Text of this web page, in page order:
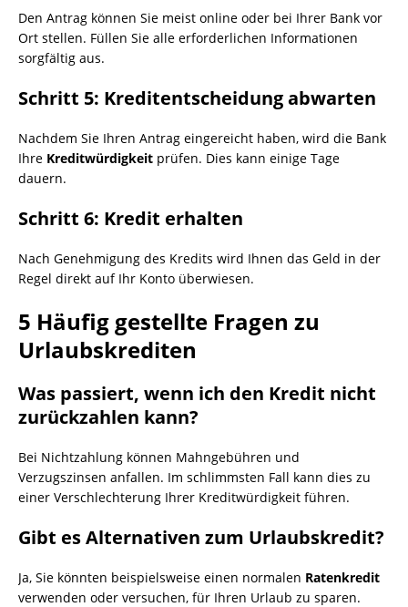
Den Antrag können Sie meist online oder bei Ihrer Bank vor
Ort stellen. Füllen Sie alle erforderlichen Informationen
sorgfältig aus.
Schritt 5: Kreditentscheidung abwarten
Nachdem Sie Ihren Antrag eingereicht haben, wird die Bank
Ihre Kreditwürdigkeit prüfen. Dies kann einige Tage
dauern.
Schritt 6: Kredit erhalten
Nach Genehmigung des Kredits wird Ihnen das Geld in der
Regel direkt auf Ihr Konto überwiesen.
5 Häufig gestellte Fragen zu
Urlaubskrediten
Was passiert, wenn ich den Kredit nicht
zurückzahlen kann?
Bei Nichtzahlung können Mahngebühren und
Verzugszinsen anfallen. Im schlimmsten Fall kann dies zu
einer Verschlechterung Ihrer Kreditwürdigkeit führen.
Gibt es Alternativen zum Urlaubskredit?
Ja, Sie könnten beispielsweise einen normalen Ratenkredit
verwenden oder versuchen, für Ihren Urlaub zu sparen.